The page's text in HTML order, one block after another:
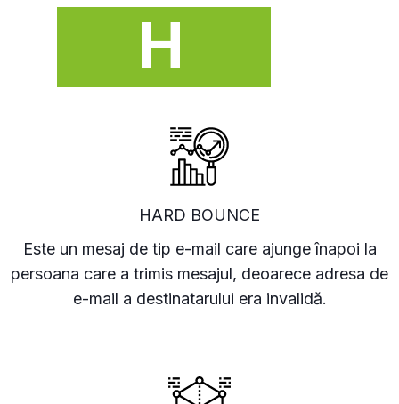
H
HARD BOUNCE
Este un mesaj de tip e-mail care ajunge înapoi la
persoana care a trimis mesajul, deoarece adresa de
e-mail a destinatarului era invalidă.